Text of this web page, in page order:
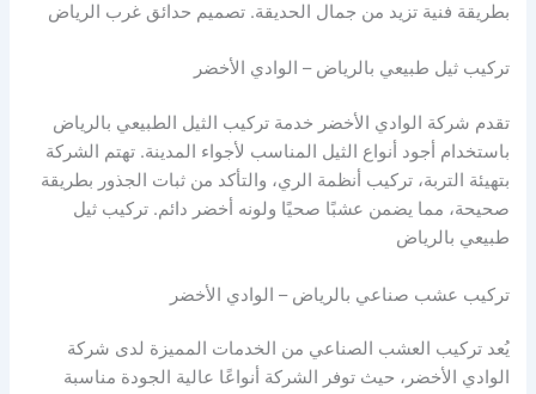
بطريقة فنية تزيد من جمال الحديقة. تصميم حدائق غرب الرياض
تركيب ثيل طبيعي بالرياض – الوادي الأخضر
تقدم شركة الوادي الأخضر خدمة تركيب الثيل الطبيعي بالرياض
باستخدام أجود أنواع الثيل المناسب لأجواء المدينة. تهتم الشركة
بتهيئة التربة، تركيب أنظمة الري، والتأكد من ثبات الجذور بطريقة
صحيحة، مما يضمن عشبًا صحيًا ولونه أخضر دائم. تركيب ثيل
طبيعي بالرياض
تركيب عشب صناعي بالرياض – الوادي الأخضر
يُعد تركيب العشب الصناعي من الخدمات المميزة لدى شركة
الوادي الأخضر، حيث توفر الشركة أنواعًا عالية الجودة مناسبة